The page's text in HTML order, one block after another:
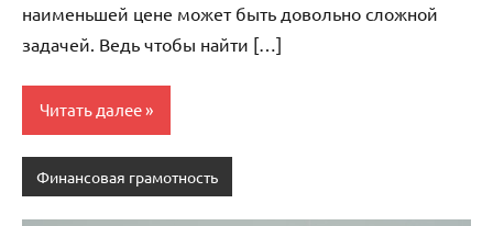
наименьшей цене может быть довольно сложной
задачей. Ведь чтобы найти […]
Читать далее
Финансовая грамотность